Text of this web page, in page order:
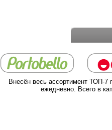
Внесён весь ассортимент ТОП-7
ежедневно. Всего в